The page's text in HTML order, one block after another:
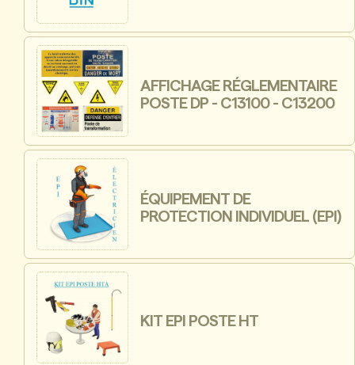
AFFICHAGE RÉGLEMENTAIRE
POSTE DP - C13100 - C13200
ÉQUIPEMENT DE
PROTECTION INDIVIDUEL (EPI)
KIT EPI POSTE HT